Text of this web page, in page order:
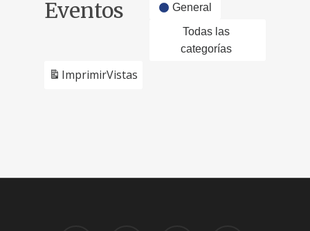
Eventos
General
Todas las
categorías
ImprimirVistas